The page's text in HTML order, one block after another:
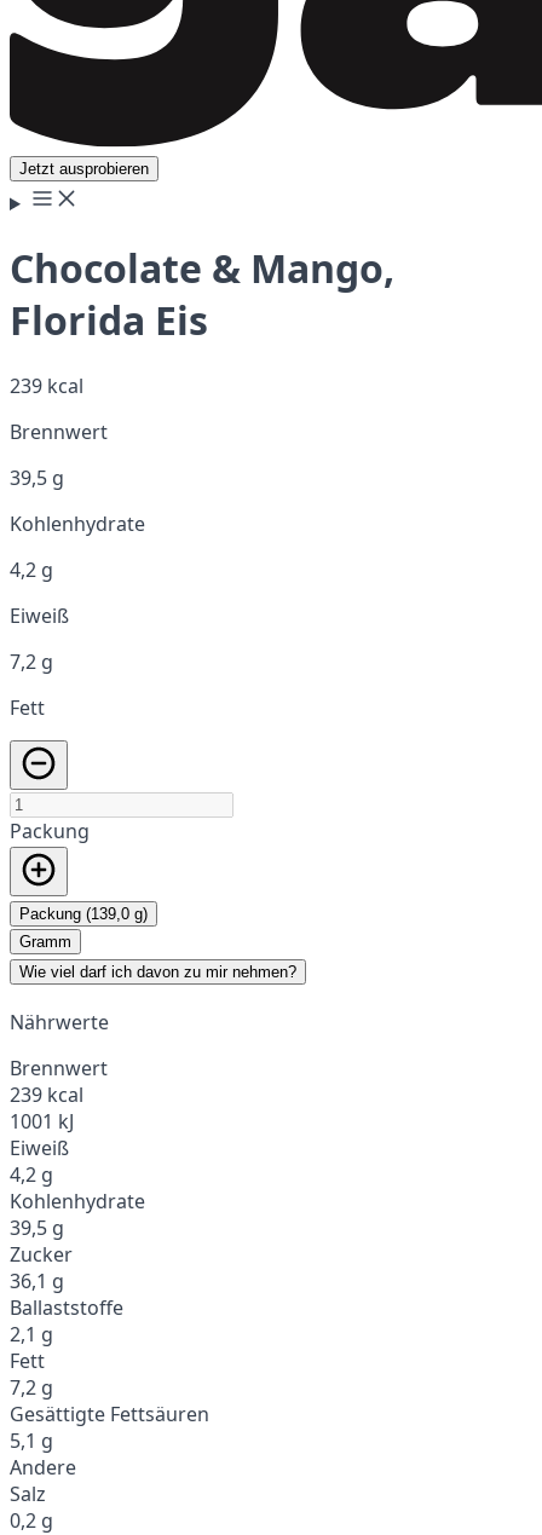
Jetzt ausprobieren
Chocolate & Mango,
Florida Eis
239 kcal
Brennwert
39,5 g
Kohlenhydrate
4,2 g
Eiweiß
7,2 g
Fett
Packung
Packung (139,0 g)
Gramm
Wie viel darf ich davon zu mir nehmen?
Nährwerte
Brennwert
239 kcal
1001 kJ
Eiweiß
4,2 g
Kohlenhydrate
39,5 g
Zucker
36,1 g
Ballaststoffe
2,1 g
Fett
7,2 g
Gesättigte Fettsäuren
5,1 g
Andere
Salz
0,2 g